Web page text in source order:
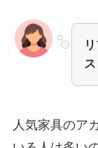
人気家具のア